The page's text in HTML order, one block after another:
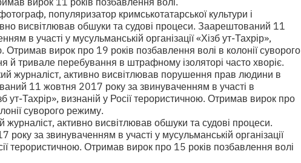
популяризатор кримськотатарської культури і
висвітлював обшуки та судові процеси. Заарештований 11
в участі у мусульманській організації «Хізб ут-Тахрір»,
Отримав вирок про 19 років позбавлення волі в колонії суворого
тривале перебування в штрафному ізоляторі часто хворіє.
журналіст, активно висвітлював порушення прав людини в
11 жовтня 2017 року за звинуваченням в участі в
ут-Тахрір», визнаній у Росії терористичною. Отримав вирок про
суворого режиму.
журналіст, активно висвітлював обшуки та судові процеси.
за звинуваченням в участі у мусульманській організації
терористичною. Отримав вирок про 15 років позбавлення волі